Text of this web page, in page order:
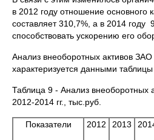
в 2012 году отношение основного
составляет 310,7%, а в 2014 году
способствовать ускорению его
Анализ внеоборотных активов ЗАО
характеризуется данными таблицы
Таблица 9 - Анализ внеоборотных
2012-2014 гг., тыс.руб.
Показатели 2012 2013